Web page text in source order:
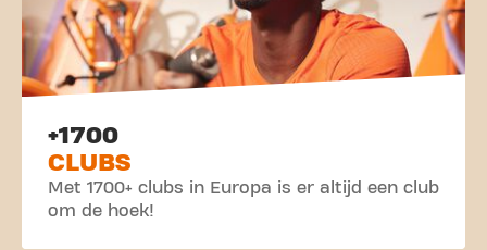
+1700
CLUBS
Met 1700+ clubs in Europa is er altijd een club
om de hoek!